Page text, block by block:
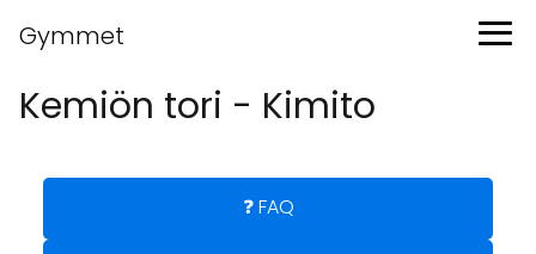
Gymmet
Kemiön tori - Kimito
❓ FAQ